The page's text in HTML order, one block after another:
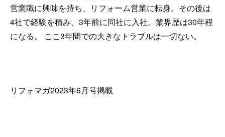
営業職に興味を持ち、リフォーム営業に転身。その後は
4社で経験を積み、3年前に同社に入社。業界歴は30年程
になる。 ここ3年間での大きなトラブルは一切ない。
リフォマガ2023年6月号掲載